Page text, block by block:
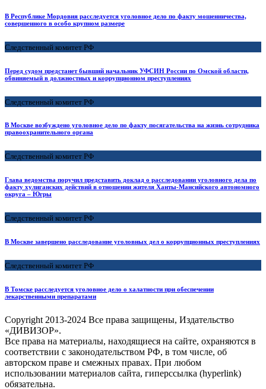
В Республике Мордовия расследуется уголовное дело по факту мошенничества,
совершенного в особо крупном размере
Следственный комитет РФ
Перед судом предстанет бывший начальник УФСИН России по Омской области,
обвиняемый в должностных и коррупционном преступлениях
Следственный комитет РФ
В Москве возбуждено уголовное дело по факту посягательства на жизнь сотрудника
правоохранительного органа
Следственный комитет РФ
Глава ведомства поручил представить доклад о расследовании уголовного дела по
факту хулиганских действий в отношении жителя Ханты-Мансийского автономного
округа – Югры
Следственный комитет РФ
В Москве завершено расследование уголовных дел о коррупционных преступлениях
Следственный комитет РФ
В Томске расследуется уголовное дело о халатности при обеспечении
лекарственными препаратами
Copyright 2013-2024 Все права защищены, Издательство
«ДИВИЗОР».
Все права на материалы, находящиеся на сайте, охраняются в
соответствии с законодательством РФ, в том числе, об
авторском праве и смежных правах. При любом
использовании материалов сайта, гиперссылка (hyperlink)
обязательна.